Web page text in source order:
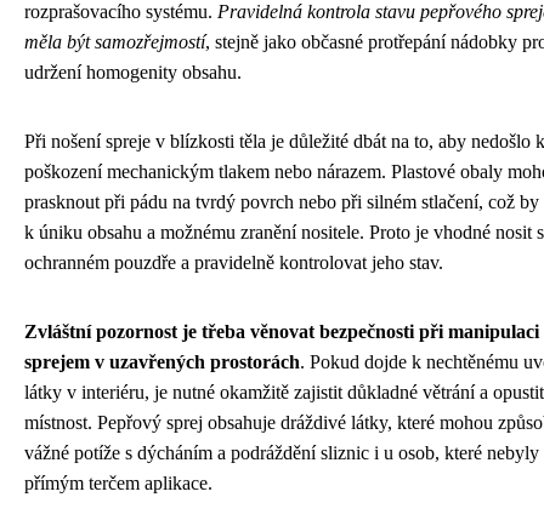
rozprašovacího systému. Pravidelná kontrola stavu pepřového
měla být samozřejmostí, stejně jako občasné protřepání nádobky
udržení homogenity obsahu.
Při nošení spreje v blízkosti těla je důležité dbát na to, aby nedošlo
poškození mechanickým tlakem nebo nárazem. Plastové obaly
prasknout při pádu na tvrdý povrch nebo při silném stlačení, což
k úniku obsahu a možnému zranění nositele. Proto je vhodné nosit
ochranném pouzdře a pravidelně kontrolovat jeho stav.
Zvláštní pozornost je třeba věnovat bezpečnosti při manipulaci
sprejem v uzavřených prostorách. Pokud dojde k nechtěnému
látky v interiéru, je nutné okamžitě zajistit důkladné větrání a opustit
místnost. Pepřový sprej obsahuje dráždivé látky, které mohou
vážné potíže s dýcháním a podráždění sliznic i u osob, které nebyly
přímým terčem aplikace.